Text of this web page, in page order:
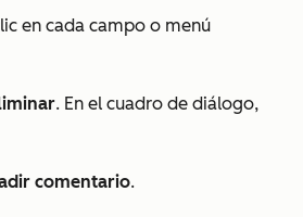
en cada campo o menú
. En el cuadro de diálogo,
comentario.